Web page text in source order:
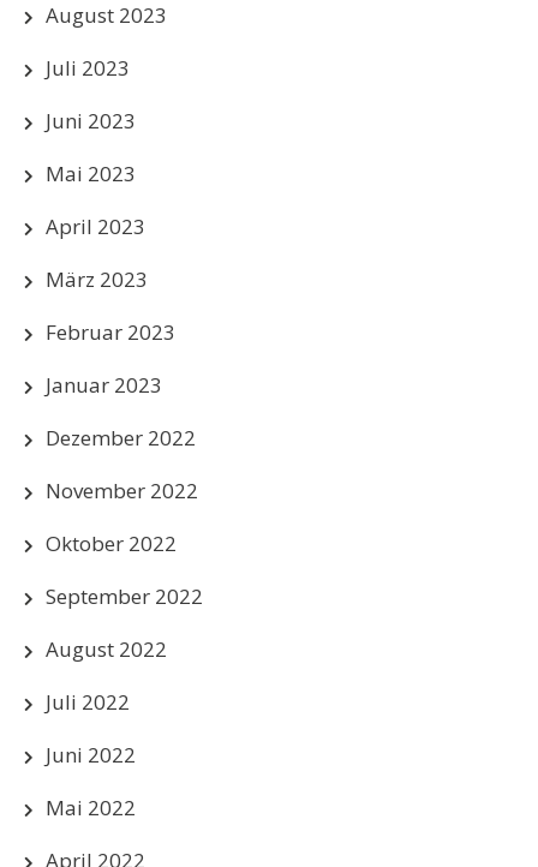
August 2023
Juli 2023
Juni 2023
Mai 2023
April 2023
März 2023
Februar 2023
Januar 2023
Dezember 2022
November 2022
Oktober 2022
September 2022
August 2022
Juli 2022
Juni 2022
Mai 2022
April 2022